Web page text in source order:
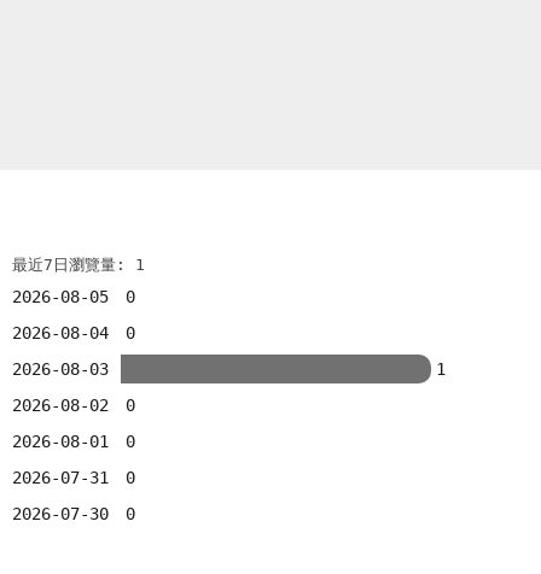
最近7日瀏覽量: 1
2026-08-05
0
2026-08-04
0
2026-08-03
1
2026-08-02
0
2026-08-01
0
2026-07-31
0
2026-07-30
0